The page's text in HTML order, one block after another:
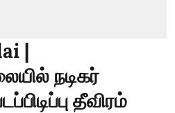
|
நடிகர்
தீவிரம்